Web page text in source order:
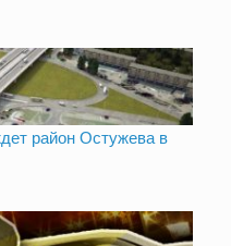
район Остужева в